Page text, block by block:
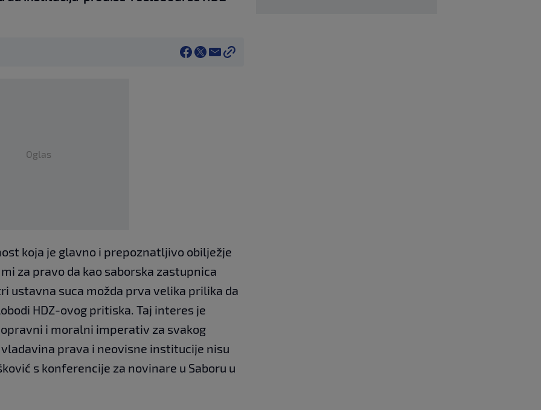
Oglas
koja je glavno i prepoznatljivo obilježje
za pravo da kao saborska zastupnica
ustavna suca možda prva velika prilika da
HDZ-ovog pritiska. Taj interes je
i moralni imperativ za svakog
prava i neovisne institucije nisu
s konferencije za novinare u Saboru u